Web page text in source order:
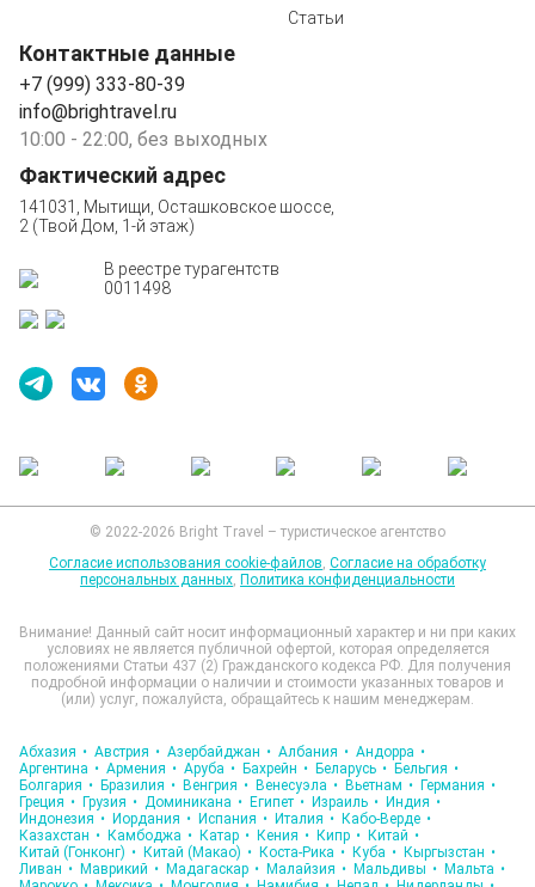
Статьи
Контактные данные
+7 (999) 333-80-39
info@brightravel.ru
10:00 - 22:00, без выходных
Фактический адрес
141031, Мытищи, Осташковское шоссе,
2 (Твой Дом, 1-й этаж)
В реестре турагентств
0011498
© 2022-2026 Bright Travel – туристическое агентство
Согласие использования cookie-файлов, Согласие на обработку
персональных данных, Политика конфиденциальности
Внимание! Данный сайт носит информационный характер и ни при каких
условиях не является публичной офертой, которая определяется
положениями Статьи 437 (2) Гражданского кодекса РФ. Для получения
подробной информации о наличии и стоимости указанных товаров и
(или) услуг, пожалуйста, обращайтесь к нашим менеджерам.
Абхазия • Австрия • Азербайджан • Албания • Андорра •
Аргентина • Армения • Аруба • Бахрейн • Беларусь • Бельгия •
Болгария • Бразилия • Венгрия • Венесуэла • Вьетнам • Германия •
Греция • Грузия • Доминикана • Египет • Израиль • Индия •
Индонезия • Иордания • Испания • Италия • Кабо-Верде •
Казахстан • Камбоджа • Катар • Кения • Кипр • Китай •
Китай (Гонконг) • Китай (Макао) • Коста-Рика • Куба • Кыргызстан •
Ливан • Маврикий • Мадагаскар • Малайзия • Мальдивы • Мальта •